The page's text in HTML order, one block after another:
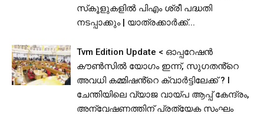
സ്‌കൂളുകളിൽ പിഎം ശ്രീ പദ്ധതി
നടപ്പാക്കും | യാത്രക്കാര്‍ക്ക്...
Tvm Edition Update < ഓപ്പറേഷൻ
കൗൺസിൽ യോഗം ഇന്ന്, സുഗതൻ്റെ
അവധി കമ്മിഷൻ്റെ ക്വാർട്ടിലേക്ക് ? l
ചേന്തിയിലെ വ്യാജ വായ്പ ആപ്പ് കേന്ദ്രം,
അന്വേഷണത്തിന് പ്രത്യേക സംഘം